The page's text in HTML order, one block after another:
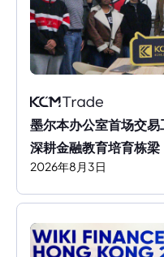
墨尔本办公室首场交易
深耕金融教育培育栋梁
2026年8 月 3日